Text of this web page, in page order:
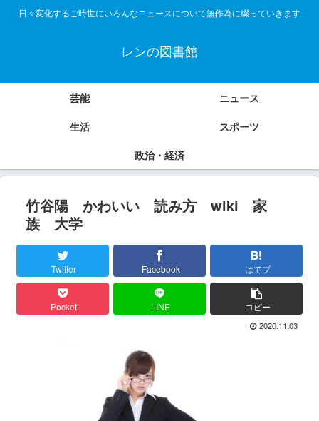
日々変化するご時世にいろんなニュースについて無作為に綴っていきます
レンの図書館
芸能
ニュース
生活
スポーツ
政治・経済
竹谷陽 かわいい 読み方 wiki 家
族 大学
Twitter Facebook はてブ
Pocket LINE コピー
2020.11.03